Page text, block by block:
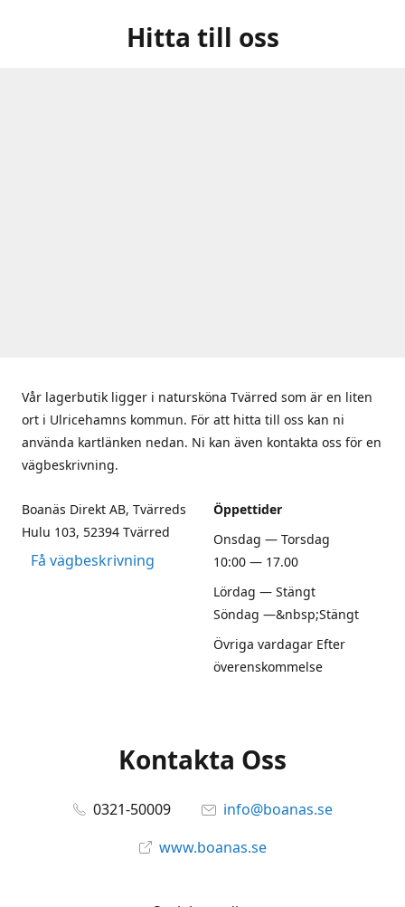
Hitta till oss
Vår lagerbutik ligger i natursköna Tvärred som är en liten
ort i Ulricehamns kommun. För att hitta till oss kan ni
använda kartlänken nedan. Ni kan även kontakta oss för en
vägbeskrivning.
Boanäs Direkt AB, Tvärreds
Hulu 103, 52394 Tvärred
Få vägbeskrivning
Öppettider
Onsdag — Torsdag
10:00 — 17.00
Lördag — Stängt
Söndag —&nbsp;Stängt
Övriga vardagar Efter
överenskommelse
Kontakta Oss
0321-50009
info@boanas.se
www.boanas.se